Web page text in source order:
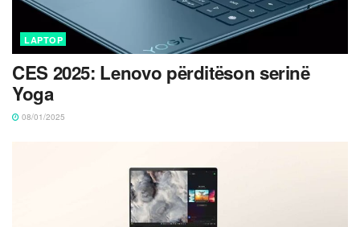
LAPTOP
CES 2025: Lenovo përditëson serinë
Yoga
08/01/2025